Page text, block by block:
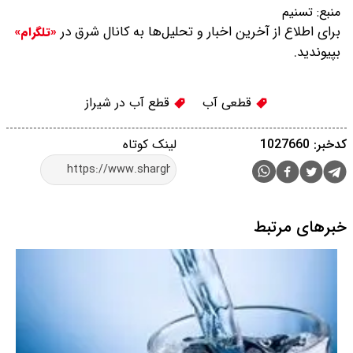
منبع: تسنیم
برای اطلاع از آخرین اخبار و تحلیل‌ها به کانال شرق در «تلگرام»
بپیوندید.
قطعی آب قطع آب در شیراز
لینک کوتاه کدخبر: 1027660
خبرهای مرتبط